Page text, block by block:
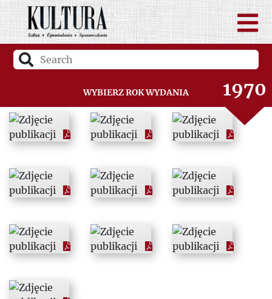
Wybierz rok wydania
1968
1969
1970
1971
1973
1974
1975